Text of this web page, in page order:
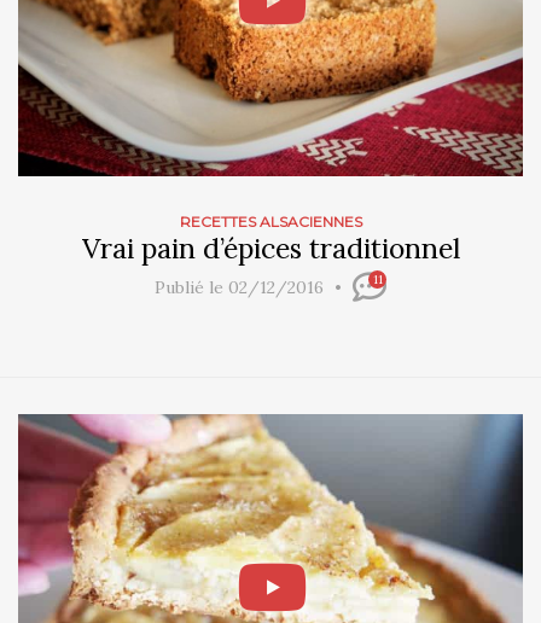
RECETTES ALSACIENNES
Vrai pain d’épices traditionnel
Publié le 02/12/2016 11